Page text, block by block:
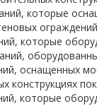
которые
которые
оснащенных
конструкциях
которые